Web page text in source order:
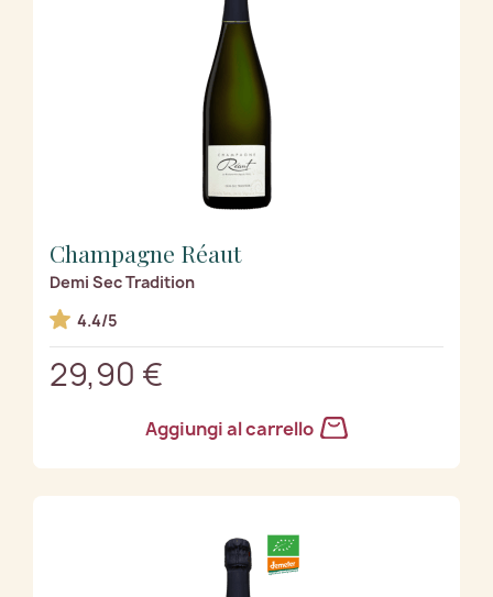
Champagne Réaut
Demi Sec Tradition
4.4/5
29,90 €
Aggiungi al carrello